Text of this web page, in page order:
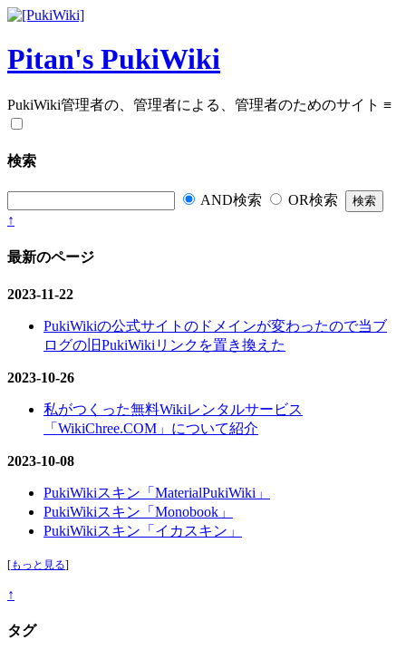
Pitan's PukiWiki
PukiWiki管理者の、管理者による、管理者のためのサイト ≡
検索
AND検索
OR検索
↑
最新のページ
2023-11-22
PukiWikiの公式サイトのドメインが変わったので当ブ
ログの旧PukiWikiリンクを置き換えた
2023-10-26
私がつくった無料Wikiレンタルサービス
「WikiChree.COM」について紹介
2023-10-08
PukiWikiスキン「MaterialPukiWiki」
PukiWikiスキン「Monobook」
PukiWikiスキン「イカスキン」
[もっと見る]
↑
タグ